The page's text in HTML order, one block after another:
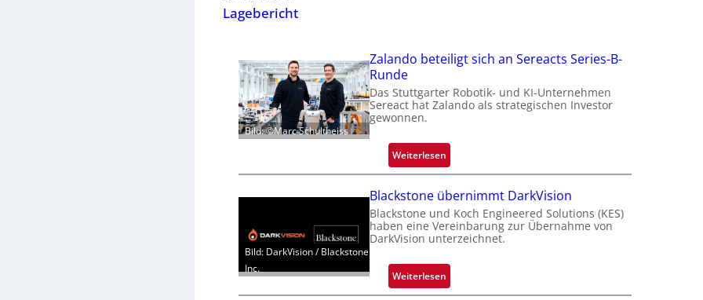
Lagebericht
Bild: ©Marc Schultheiss
Zalando beteiligt sich an Sereacts Series-B-
Runde
Das Stuttgarter Robotik- und KI-Unternehmen
Sereact hat Zalando als strategischen Investor
gewonnen.
Weiterlesen:
Z
a
l
a
n
o
b
Bild: DarkVision / Blackstone
Inc.
Blackstone übernimmt DarkVision
Blackstone und Koch Engineered Solutions (KES)
haben eine Vereinbarung zur Übernahme von
DarkVision unterzeichnet.
Weiterlesen:
B